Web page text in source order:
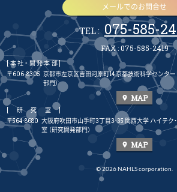
メールでのお問合せ
TEL : 075-585-
FAX : 075-585-2419
[本社・開発本部]
〒606-8305 京都市左京区吉田河原町14 京都技術科学センター
部門）
place MAP
[研究室]
〒564-8680 大阪府吹田市山手町3丁目3-35 関西大学 ハイテク
室 （研究開発部門）
place MAP
© 2026 NAHLS corporation.